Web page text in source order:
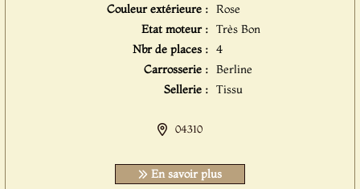
Couleur extérieure : Rose
Etat moteur : Très Bon
Nbr de places : 4
Carrosserie : Berline
Sellerie : Tissu
04310
En savoir plus